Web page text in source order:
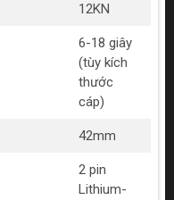
12KN
6-18 giây
(tùy kích
thước
cáp)
42mm
2 pin
Lithium-